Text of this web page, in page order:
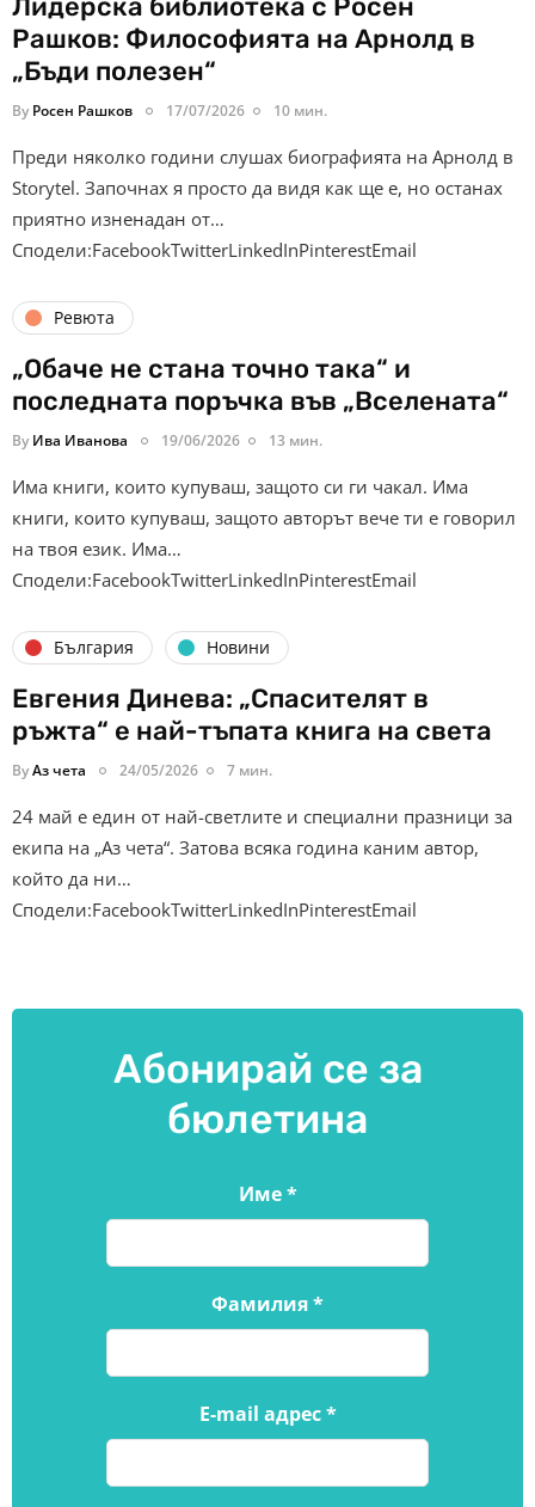
Рашков: Философията на Арнолд в
„Бъди полезен“
By Росен Рашков 17/07/2026 10 мин.
Преди няколко години слушах биографията на Арнолд в
Storytel. Започнах я просто да видя как ще е, но останах
приятно изненадан от…
Сподели:FacebookTwitterLinkedInPinterestEmail
Ревюта
„Обаче не стана точно така“ и
последната поръчка във „Вселената“
By Ива Иванова 19/06/2026 13 мин.
Има книги, които купуваш, защото си ги чакал. Има
книги, които купуваш, защото авторът вече ти е говорил
на твоя език. Има…
Сподели:FacebookTwitterLinkedInPinterestEmail
България Новини
Евгения Динева: „Спасителят в
ръжта“ е най-тъпата книга на света
ByАз чета 24/05/2026 7 мин.
24 май е един от най-светлите и специални празници за
екипа на „Аз чета“. Затова всяка година каним автор,
който да ни…
Сподели:FacebookTwitterLinkedInPinterestEmail
Абонирай се за
бюлетина
Име*
Фамилия*
E-mail адрес*